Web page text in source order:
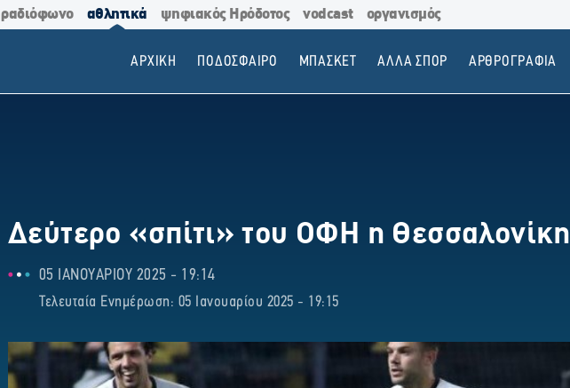
ραδιόφωνο αθλητικά ψηφιακός Ηρόδοτος vodcast οργανισμός
ΑΡΧΙΚΗ ΠΟΔΟΣΦΑΙΡΟ ΜΠΑΣΚΕΤ ΑΛΛΑ ΣΠΟΡ ΑΡΘΡΟΓΡΑΦΙΑ
Δεύτερο «σπίτι» του ΟΦΗ η Θεσσαλονίκη
05 ΙΑΝΟΥΑΡΙΟΥ 2025 - 19:14
Τελευταία Ενημέρωση: 05 Ιανουαρίου 2025 - 19:15